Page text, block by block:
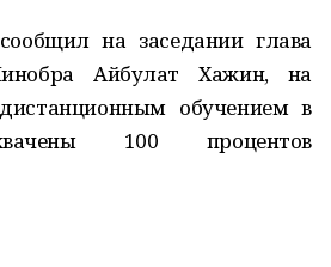
на заседании глава
Айбулат Хажин, на
обучением в
100 процентов